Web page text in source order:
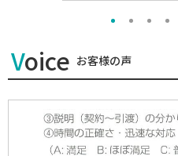
Voice お客様の声